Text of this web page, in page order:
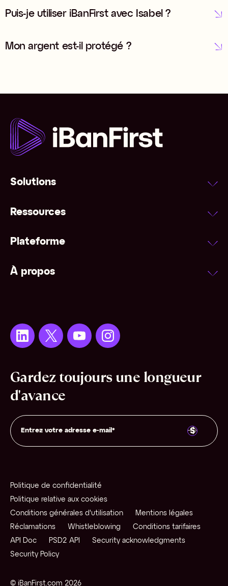
Puis-je utiliser iBanFirst avec Isabel ?
Mon argent est-il protégé ?
Solutions
Ressources
Plateforme
À propos
Gardez toujours une longueur
d'avance
© iBanFirst.com 2026
Politique de confidentialité
Politique relative aux cookies
Conditions générales d'utilisation Mentions légales
Réclamations Whistleblowing Conditions tarifaires
API Doc PSD2 API Security acknowledgments
Security Policy